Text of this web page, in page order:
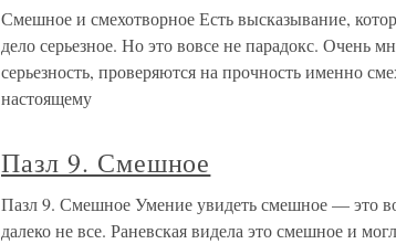
Смешное и смехотворное Есть высказывание,
дело серьезное. Но это вовсе не парадокс. Очень
серьезность, проверяются на прочность именно
настоящему
Пазл 9. Смешное
Пазл 9. Смешное Умение увидеть смешное — это
далеко не все. Раневская видела это смешное и